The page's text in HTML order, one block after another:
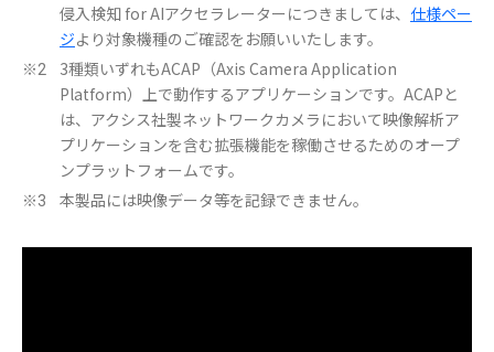
侵入検知 for AIアクセラレーターにつきましては、 仕様ペー
ジより対象機種のご確認をお願いいたします。
※2
3種類いずれもACAP（Axis Camera Application
Platform）上で動作するアプリケーションです。ACAPと
は、アクシス社製ネットワークカメラにおいて映像解析ア
プリケーションを含む拡張機能を稼働させるためのオープ
ンプラットフォームです。
※3 本製品には映像データ等を記録できません。